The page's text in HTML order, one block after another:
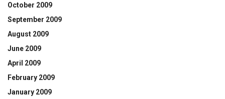
October 2009
September 2009
August 2009
June 2009
April 2009
February 2009
January 2009